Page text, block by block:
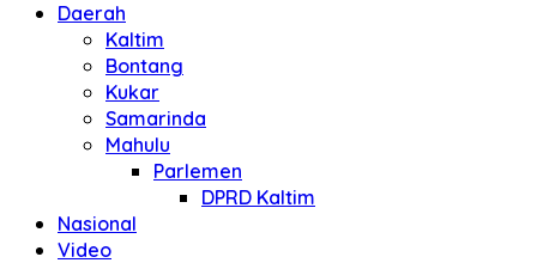
Daerah
Kaltim
Bontang
Kukar
Samarinda
Mahulu
Parlemen
DPRD Kaltim
Nasional
Video